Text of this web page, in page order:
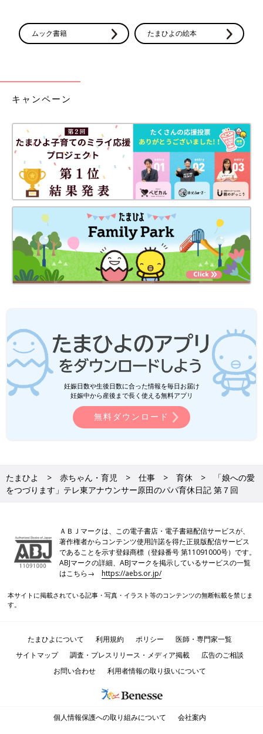
ムック書籍 たまひよの絵本
キャンペーン
妊娠日数や生後日数に合った情報を毎日お届け
妊娠中から産後まで長く使える無料アプリ
無料ダウンロード
たまひよ 赤ちゃん・育児 仕事 育休
「娘への愛
をつづります」テレ東アナウンサー原田のパパ育休日記 第７回
ＡＢＪマークは、この電子書店・電子書籍配信サービスが、
著作権者からコンテンツ使用許諾を得た正規版配信サービス
であることを示す登録商標（登録番号 第11091000号）です。
ABJマークの詳細、ABJマークを掲示しているサービスの一覧
はこちら→https://aebs.or.jp/
本サイトに掲載されている記事・写真・イラスト等のコンテンツの無断転載を禁じま
す。
たまひよについて 利用規約 ポリシー
医師・専門家一覧
サイトマップ
調査・プレスリリース・メディア掲載
広告のご相談
お問い合わせ
利用者情報の取り扱いについて
個人情報保護への取り組みについて 会社案内